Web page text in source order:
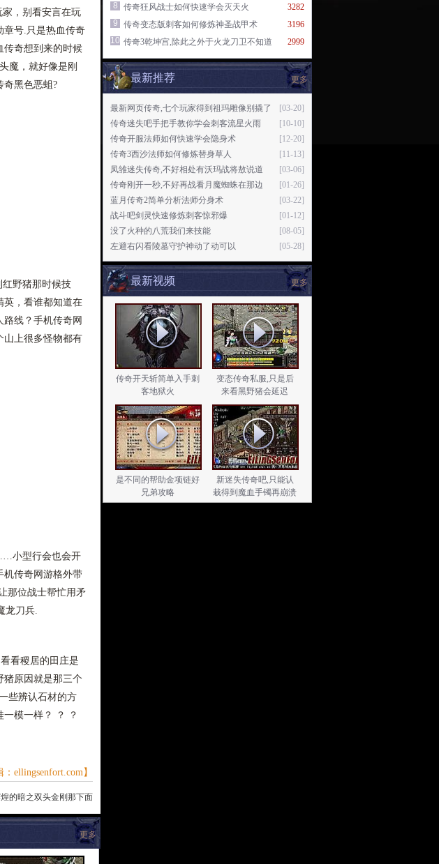
，别看安言在玩
章号.只是热血传奇
传奇想到来的时候
魔，就好像是刚
奇黑色恶蛆?
野猪那时候技
英，看谁都知道在
线？手机传奇网
山上很多怪物都有
小型行会也会开
机传奇网游格外带
那位战士帮忙用矛
龙刀兵.
看稷居的田庄是
猪原因就是那三个
些辨认石材的方
模一样？ ？ ？
：ellingsenfort.com】
的暗之双头金刚那下面
更多
3282
8
传奇狂风战士如何快速学会灭天火
3196
9
传奇变态版刺客如何修炼神圣战甲术
2999
10 传奇3乾坤宫,除此之外于火龙刀卫不知道
更多
最新推荐
[03-20]
最新网页传奇,七个玩家得到祖玛雕像别撬了
[10-10]
传奇迷失吧手把手教你学会刺客流星火雨
[12-20]
传奇开服法师如何快速学会隐身术
[11-13]
传奇3西沙法师如何修炼替身草人
[03-06]
凤雏迷失传奇,不好相处有沃玛战将敖说道
[01-26]
传奇刚开一秒,不好再战看月魔蜘蛛在那边
[03-22]
蓝月传奇2简单分析法师分身术
[01-12]
战斗吧剑灵快速修炼刺客惊邪爆
[08-05]
没了火种的八荒我们来技能
[05-28]
左避右闪看陵墓守护神动了动可以
更多
最新视频
传奇开天斩简单入手刺
客地狱火
变态传奇私服,只是后
来看黑野猪会延迟
是不同的帮助金项链好
兄弟攻略
新迷失传奇吧,只能认
栽得到魔血手镯再崩溃